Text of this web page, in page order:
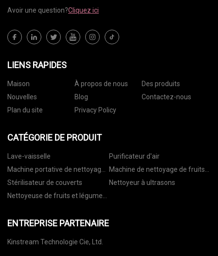
Avoir une question?Cliquez ici
LIENS RAPIDES
Maison À propos de nous
Des produits
Nouvelles
Blog
Contactez-nous
Plan du site
Privacy Policy
CATÉGORIE DE PRODUIT
Lave-vaisselle
Purificateur d'air
Machine portative de nettoyage
de fruits et légumes
Machine de nettoyage de fruits
et légumes de bureau
Stérilisateur de couverts
Nettoyeur à ultrasons
Nettoyeuse de fruits et légumes
ENTREPRISE PARTENAIRE
Kinstream Technologie Cie, Ltd.